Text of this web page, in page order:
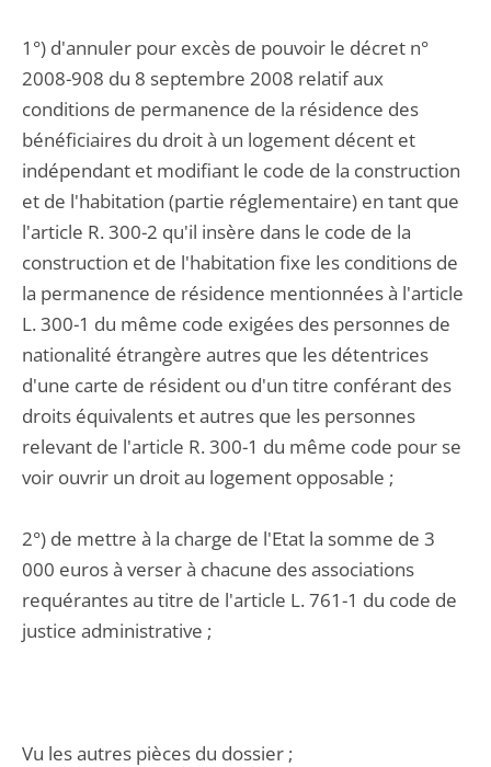
1°) d'annuler pour excès de pouvoir le décret n°
2008-908 du 8 septembre 2008 relatif aux
conditions de permanence de la résidence des
bénéficiaires du droit à un logement décent et
indépendant et modifiant le code de la construction
et de l'habitation (partie réglementaire) en tant que
l'article R. 300-2 qu'il insère dans le code de la
construction et de l'habitation fixe les conditions de
la permanence de résidence mentionnées à l'article
L. 300-1 du même code exigées des personnes de
nationalité étrangère autres que les détentrices
d'une carte de résident ou d'un titre conférant des
droits équivalents et autres que les personnes
relevant de l'article R. 300-1 du même code pour se
voir ouvrir un droit au logement opposable ;
2°) de mettre à la charge de l'Etat la somme de 3
000 euros à verser à chacune des associations
requérantes au titre de l'article L. 761-1 du code de
justice administrative ;
Vu les autres pièces du dossier ;